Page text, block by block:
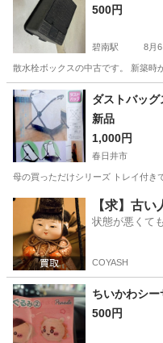
500円
碧南駅 8月6
散水栓ボックスの中古です。 新築時
愛知 碧南市 碧南駅 そ
ダストバッ
新品
1,000円
春日井市
母の買っただけシリーズ トレイ付き
愛知 春日井市 掃除用具
【求】古
状態が悪くて
COYASH
ちいかわシ
500円